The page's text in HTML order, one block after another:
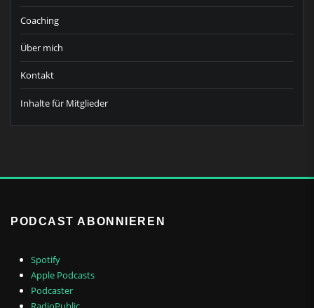
Coaching
Über mich
Kontakt
Inhalte für Mitglieder
PODCAST ABONNIEREN
Spotify
Apple Podcasts
Podcaster